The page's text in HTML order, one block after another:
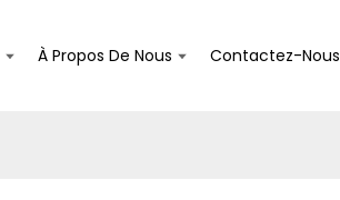
À Propos De Nous Contactez-Nous